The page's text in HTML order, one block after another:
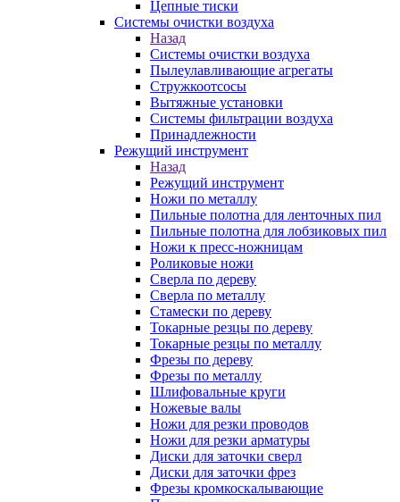
Цепные тиски
Системы очистки воздуха
Назад
Системы очистки воздуха
Пылеулавливающие агрегаты
Стружкоотсосы
Вытяжные установки
Системы фильтрации воздуха
Принадлежности
Режущий инструмент
Назад
Режущий инструмент
Ножи по металлу
Пильные полотна для ленточных пил
Пильные полотна для лобзиковых пил
Ножи к пресс-ножницам
Роликовые ножи
Сверла по дереву
Сверла по металлу
Стамески по дереву
Токарные резцы по дереву
Токарные резцы по металлу
Фрезы по дереву
Фрезы по металлу
Шлифовальные круги
Ножевые валы
Ножи для резки проводов
Ножи для резки арматуры
Диски для заточки сверл
Диски для заточки фрез
Фрезы кромкоскалывающие